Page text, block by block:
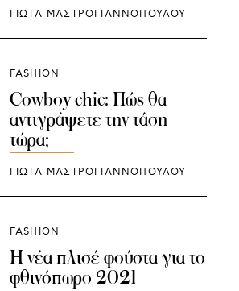
ΓΙΩΤΑ ΜΑΣΤΡΟΓΙΑΝΝΟΠΟΥΛΟΥ
FASHION
Cowboy chic: Πώς θα
αντιγράψετε την τάση
τώρα;
ΓΙΩΤΑ ΜΑΣΤΡΟΓΙΑΝΝΟΠΟΥΛΟΥ
FASHION
Η νέα πλισέ φούστα για το
φθινόπωρο 2021